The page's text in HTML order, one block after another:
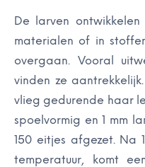
De larven
materialen of in
overgaan. Vooral
vinden ze
vlieg gedurende haar
spoelvormig en 1 mm
150 eitjes afgezet. Na
temperatuur, komt